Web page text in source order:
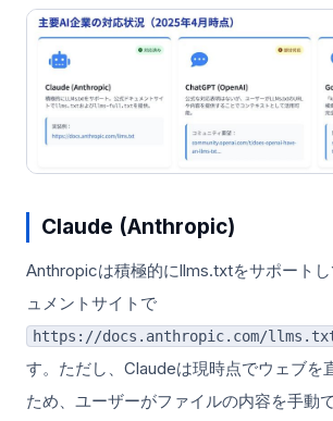
Claude (Anthropic)
Anthropicは積極的にllms.txtをサポート
ュメントサイトで
https://docs.anthropic.com/
す。ただし、Claudeは現時点でウェブを
ため、ユーザーがファイルの内容を手動